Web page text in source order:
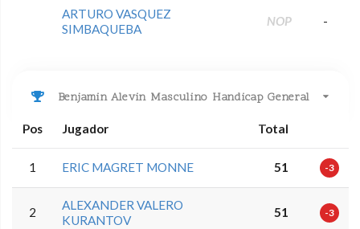
ARTURO VASQUEZ
SIMBAQUEBA
NOP -
Benjamin Alevin Masculino Handicap General
Pos Jugador Total
1 ERIC MAGRET MONNE 51 -3
2
ALEXANDER VALERO
KURANTOV
51 -3